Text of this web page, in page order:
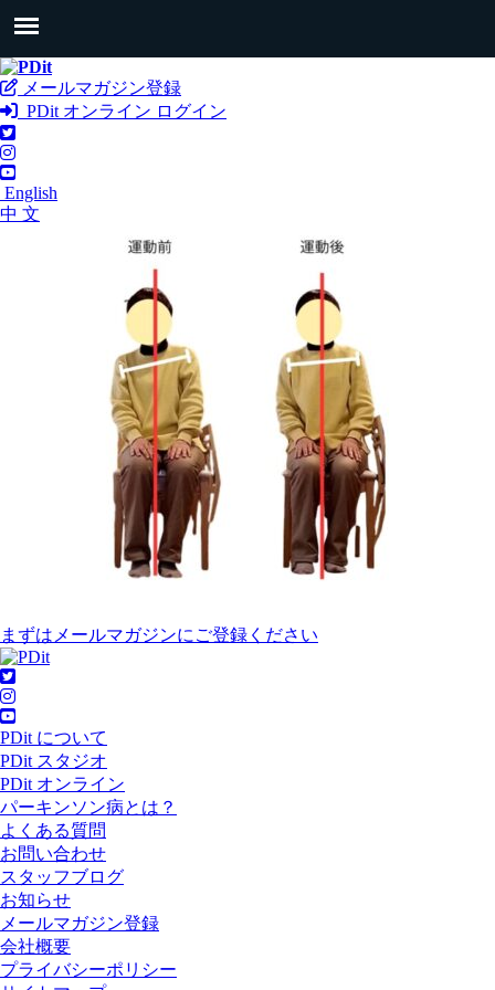
メールマガジン登録
PDit オンライン ログイン
English
中 文
まずはメールマガジンにご登録ください
PDit について
PDit スタジオ
PDit オンライン
パーキンソン病とは？
よくある質問
お問い合わせ
スタッフブログ
お知らせ
メールマガジン登録
会社概要
プライバシーポリシー